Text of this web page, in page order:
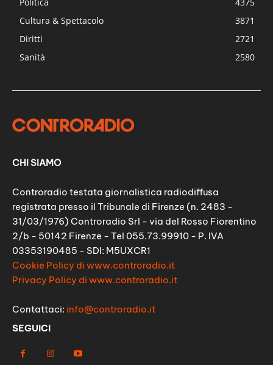
Cultura & Spettacolo
3871
Diritti
2721
Sanità
2580
CHI SIAMO
Controradio testata giornalistica radiodiffusa
registrata presso il Tribunale di Firenze (n. 2483 -
31/03/1976) Controradio Srl - via del Rosso Fiorentino
2/b - 50142 Firenze - Tel 055.73.99910 - P. IVA
03353190485 - SDI: M5UXCR1
Cookie Policy di www.controradio.it
Privacy Policy di www.controradio.it
Contattaci: info@controradio.it
SEGUICI